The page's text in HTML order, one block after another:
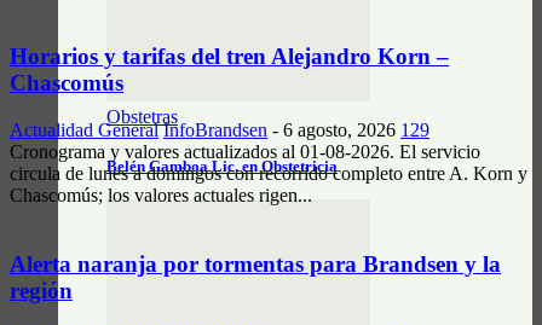
Obstetras
Belén Gamboa Lic. en Obstetricia
Horarios y tarifas del tren Alejandro Korn –
Chascomús
Actualidad General InfoBrandsen - 6 agosto, 2026 129
Cronograma y valores actualizados al 01-08-2026. El servicio
circula de lunes a domingos con recorrido completo entre A. Korn y
Chascomús; los valores actuales rigen...
Alerta naranja por tormentas para Brandsen y la
región